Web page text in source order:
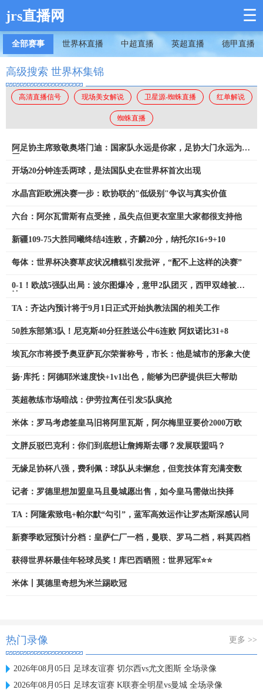
jrs直播网 ☰
全部赛事 世界杯直播 中超直播 英超直播 德甲直播
高级搜索 世界杯集锦
高清直播信号 现场美女解说 卫星源-蜘蛛直播 红单解说
蜘蛛直播
阿足协主席致敬奥塔门迪：国家队永远是你家，足协大门永远为你
开场20分钟连丢两球，是法国队史在世界杯首次出现
水晶宫距欧洲决赛一步：欧协联的"低级别"争议与真实价值
六台：阿尔瓦雷斯有点受挫，虽失点但更衣室里大家都很支持他
新疆109-75大胜同曦终结4连败，齐麟20分，纳托尔16+9+10
每体：世界杯决赛草皮状况糟糕引发批评，“配不上这样的决赛”
0-1！欧战5强队出局：波尔图爆冷，意甲2队团灭，西甲双雄被淘
TA：齐达内预计将于9月1日正式开始执教法国的相关工作
50胜东部第3队！尼克斯40分狂胜送公牛6连败 阿奴诺比31+8
埃瓦尔市将授予奥亚萨瓦尔荣誉称号，市长：他是城市的形象大使
扬·库托：阿德耶米速度快+1v1出色，能够为巴萨提供巨大帮助
英超教练市场暗战：伊劳拉离任引发5队疯抢
米体：罗马考虑签皇马旧将阿里瓦斯，阿尔梅里亚要价2000万欧
文胖反驳巴克利：你们到底想让詹姆斯去哪？发展联盟吗？
无缘足协杯八强，费利佩：球队从未懈怠，但竞技体育充满变数
记者：罗德里想加盟皇马且曼城愿出售，如今皇马需做出抉择
TA：阿隆索致电+帕尔默“勾引”，蓝军高效运作让罗杰斯深感认同
新赛季欧冠预计分档：皇萨仁厂一档，曼联、罗马二档，科莫四档
获得世界杯最佳年轻球员奖！库巴西晒照：世界冠军⭐️⭐️
米体丨莫德里奇想为米兰踢欧冠
热门录像 更多 >>
2026年08月05日 足球友谊赛 切尔西vs尤文图斯 全场录像
2026年08月05日 足球友谊赛 K联赛全明星vs曼城 全场录像